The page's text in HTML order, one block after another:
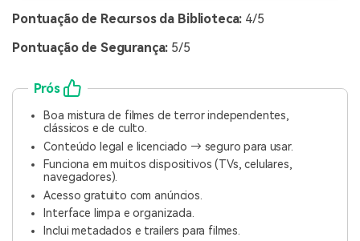
Pontuação de Recursos da Biblioteca: 4/5
Pontuação de Segurança: 5/5
Prós
Boa mistura de filmes de terror independentes,
clássicos e de culto.
Conteúdo legal e licenciado → seguro para usar.
Funciona em muitos dispositivos (TVs, celulares,
navegadores).
Acesso gratuito com anúncios.
Interface limpa e organizada.
Inclui metadados e trailers para filmes.